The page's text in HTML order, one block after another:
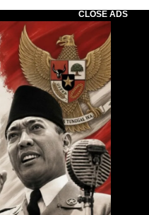
CLOSE ADS